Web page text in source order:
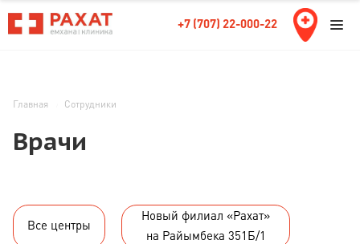
+7 (707) 22-000-22
Главная Сотрудники
Врачи
Все центры
Новый филиал «Рахат»
на Райымбека 351Б/1